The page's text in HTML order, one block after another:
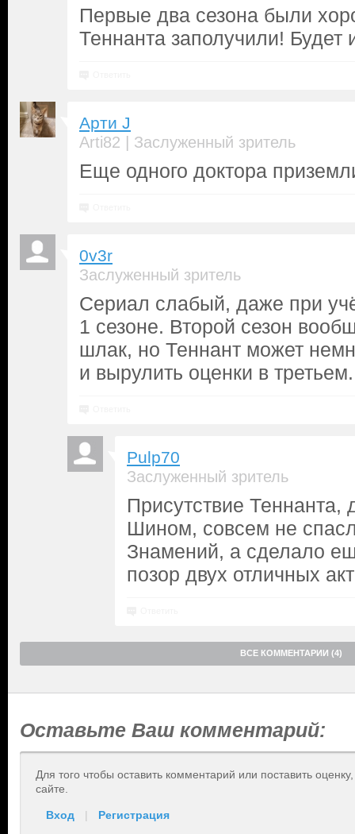
Первые два сезона были
Теннанта заполучили! Будет
Арти J
Arti82 | Заслуженный зритель
Еще одного доктора
0v3r
Заслуженный зритель
Сериал слабый, даже при
1 сезоне. Второй сезон
шлак, но Теннант может
и вырулить оценки в третьем.
Pulp70
Заслуженный зритель
Присутствие Теннанта,
Шином, совсем не
Знамений, а сделало
позор двух отличных
ВСЕ КОММЕНТАРИИ (4)
Оставьте Ваш комментарий:
Для того чтобы оставить комментарий или поставить
сайте.
Вход | Регистрация